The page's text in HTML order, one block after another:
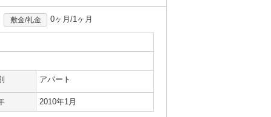
敷金/礼金 0ヶ月/1ヶ月
アパート
2010年1月